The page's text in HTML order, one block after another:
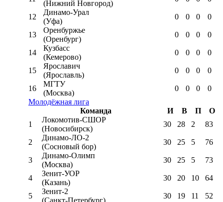
(Нижний Новгород)
12
Динамо-Урал
(Уфа)
0 0 0 0
13
Оренбуржье
(Оренбург)
0 0 0 0
14
Кузбасс
(Кемерово)
0 0 0 0
15
Ярославич
(Ярославль)
0 0 0 0
16
МГТУ
(Москва)
0 0 0
0
Молодёжная лига
Команда
И В П
О
1
Локомотив-CШОР
(Новосибирск)
30 28 2 83
2
Динамо-ЛО-2
(Сосновый бор)
30 25 5 76
3
Динамо-Олимп
(Москва)
30 25 5 73
4
Зенит-УОР
(Казань)
30 20 10 64
5
Зенит-2
(Санкт-Петербург)
30 19 11 52